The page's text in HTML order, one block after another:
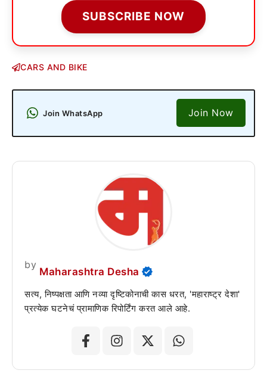
SUBSCRIBE NOW
CARS AND BIKE
Join WhatsApp Join Now
by
Maharashtra Desha
सत्य, निष्पक्षता आणि नव्या दृष्टिकोनाची कास धरत, 'महाराष्ट्र देशा'
प्रत्येक घटनेचं प्रामाणिक रिपोर्टिंग करत आले आहे.